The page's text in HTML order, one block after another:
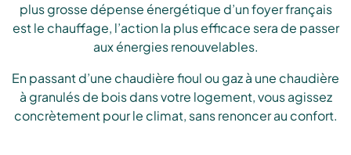
plus grosse dépense énergétique d’un foyer français
est le chauffage, l’action la plus efficace sera de passer
aux énergies renouvelables.
En passant d’une chaudière fioul ou gaz à une chaudière
à granulés de bois dans votre logement, vous agissez
concrètement pour le climat, sans renoncer au confort.